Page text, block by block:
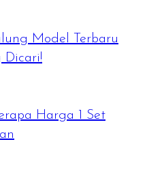
Model Terbaru
Dicari!
Harga 1 Set